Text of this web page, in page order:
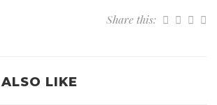
Share this:
LIKE